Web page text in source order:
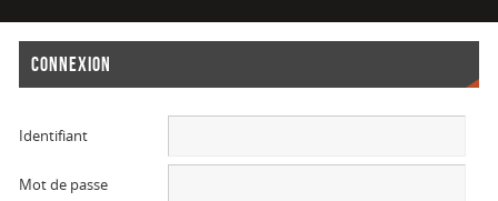
CONNEXION
Identifiant
Mot de passe